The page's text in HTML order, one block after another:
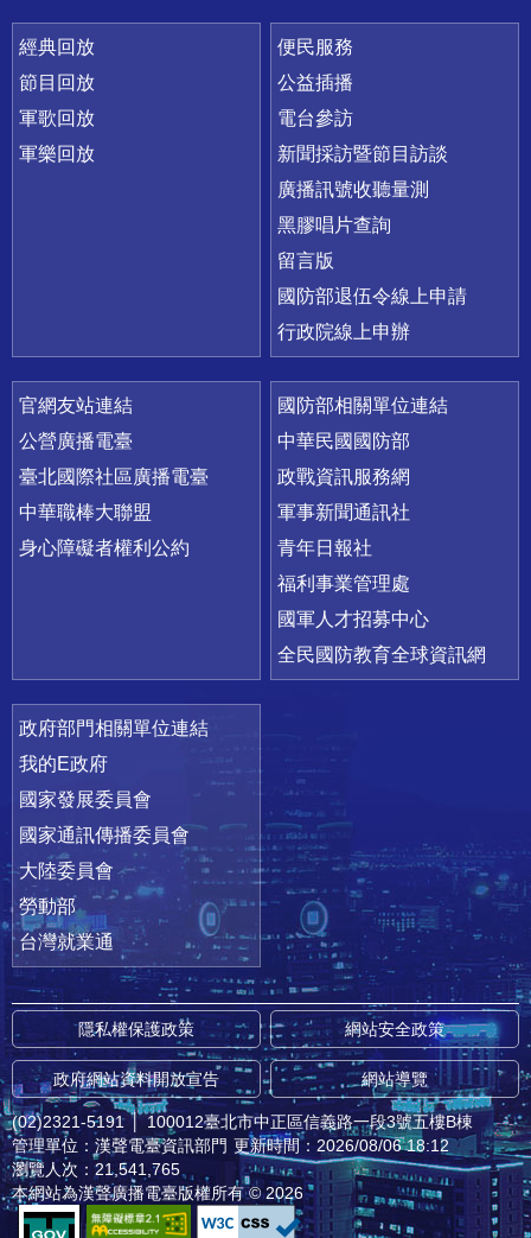
經典回放
節目回放
軍歌回放
軍樂回放
便民服務
公益插播
電台參訪
新聞採訪暨節目訪談
廣播訊號收聽量測
黑膠唱片查詢
留言版
國防部退伍令線上申請
行政院線上申辦
官網友站連結
公營廣播電臺
臺北國際社區廣播電臺
中華職棒大聯盟
身心障礙者權利公約
國防部相關單位連結
中華民國國防部
政戰資訊服務網
軍事新聞通訊社
青年日報社
福利事業管理處
國軍人才招募中心
全民國防教育全球資訊網
政府部門相關單位連結
我的E政府
國家發展委員會
國家通訊傳播委員會
大陸委員會
勞動部
台灣就業通
隱私權保護政策 網站安全政策
政府網站資料開放宣告 網站導覽
(02)2321-5191 │ 100012臺北市中正區信義路一段3號五樓B棟
管理單位：漢聲電臺資訊部門 更新時間：2026/08/06 18:12
瀏覽人次：21,541,765
本網站為漢聲廣播電臺版權所有 © 2026